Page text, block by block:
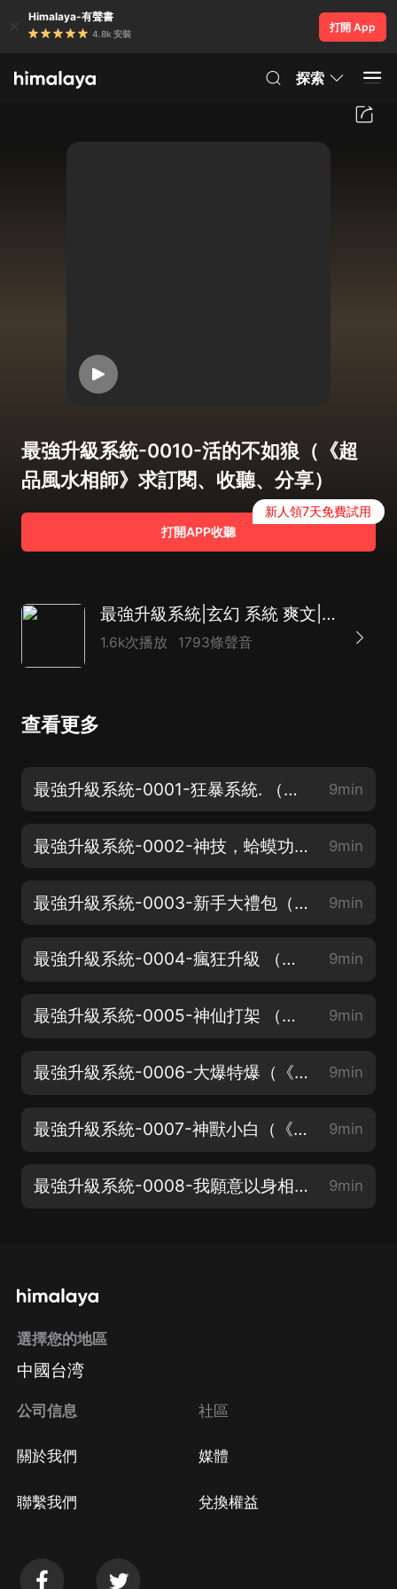
Himalaya-有聲書
4.8k 安裝
打開 App
探索
最強升級系統-0010-活的不如狼（《超
品風水相師》求訂閱、收聽、分享）
打開APP收聽
新人領7天免費試用
最強升級系統|玄幻 系統 爽文|多人有聲劇
1.6k次播放 1793條聲音
查看更多
最強升級系統-0001-狂暴系統. （《神相天醫》上架！邀你聽少年傳奇） 9min
最強升級系統-0002-神技，蛤蟆功！（《神相天醫》上架！邀你聽少年傳奇） 9min
最強升級系統-0003-新手大禮包（《神相天醫》上架！邀你聽少年傳奇） 9min
最強升級系統-0004-瘋狂升級 （《極品修真強少》上架啦） 9min
最強升級系統-0005-神仙打架 （《極品修真強少》上架啦） 9min
最強升級系統-0006-大爆特爆（《極品修真強少》上架啦） 9min
最強升級系統-0007-神獸小白（《極品修真強少》上架啦） 9min
最強升級系統-0008-我願意以身相許（《極品修真強少》上架啦） 9min
選擇您的地區
中國台湾
公司信息
關於我們
聯繫我們
社區
媒體
兌換權益